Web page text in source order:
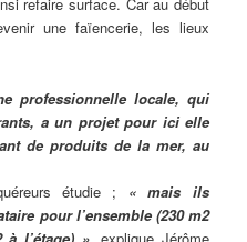
refaire surface. Car au début
une faïencerie, les lieux
professionnelle locale, qui
a un projet pour ici elle
de produits de la mer, au
étudie ; « mais ils
pour l’ensemble (230 m2
à l’étage) », explique Jérôme